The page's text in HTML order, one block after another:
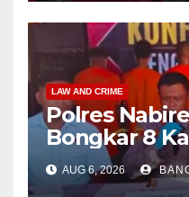
LAW AND CRIME
Polres
Bongkar 8
Pelaku
Kembali
AUG 6, 2026